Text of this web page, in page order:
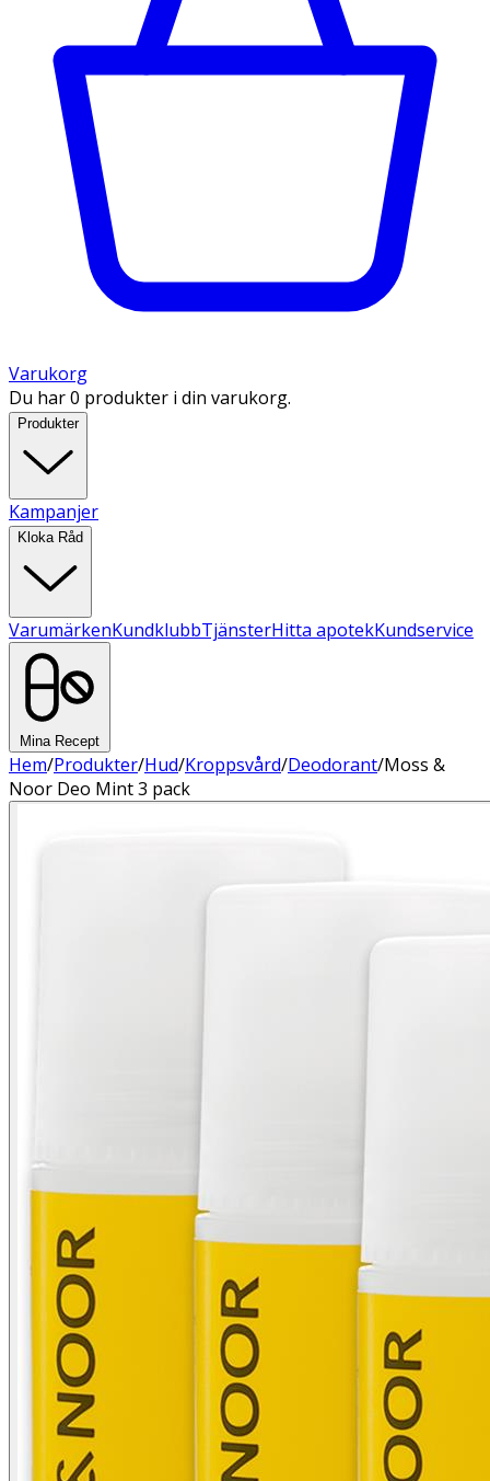
Varukorg
Du har 0 produkter i din varukorg.
Produkter
Kampanjer
Kloka Råd
VarumärkenKundklubbTjänsterHitta apotekKundservice
Mina Recept
Hem/Produkter/Hud/Kroppsvård/Deodorant/Moss &
Noor Deo Mint 3 pack